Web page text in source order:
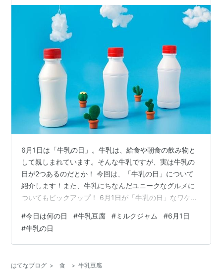
6月1日は「牛乳の日」。牛乳は、給食や朝食の飲み物と
して親しまれています。そんな牛乳ですが、実は牛乳の
日が2つあるのだとか！ 今回は、「牛乳の日」について
紹介します！また、牛乳にちなんだユニークなグルメに
ついてもピックアップ！ 6月1日が「牛乳の日」なワケ
腐」って知ってる？ 牛乳豆腐はどんな味？ 牛乳豆腐の美
味しい食べ方 牛乳豆腐のおすすめ商品 牛乳好きは試して
ほしい「ミルクジャム」 ミルクジャムはどんな味？ ミル
6月1日「牛乳の日」に牛乳商品を取り入れよう！ 「今日
#今日は何の日 #牛乳豆腐 #ミルクジャム #6月1日
#牛乳の日
はてなブログ > 食 > 牛乳豆腐